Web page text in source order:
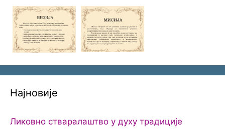
Најновије
Ликовно стваралаштво у духу традиције